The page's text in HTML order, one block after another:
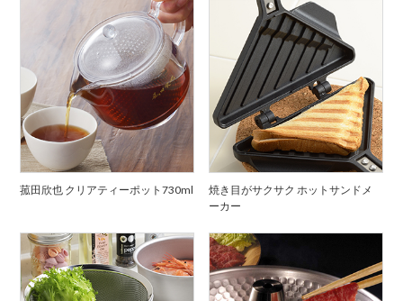
菰田欣也 クリアティーポット730ml
焼き目がサクサク ホットサンドメ
ーカー